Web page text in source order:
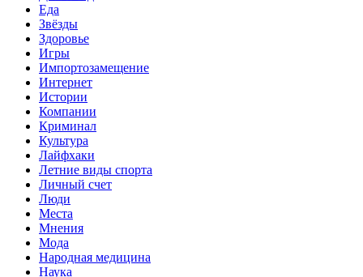
Еда
Звёзды
Здоровье
Игры
Импортозамещение
Интернет
Истории
Компании
Криминал
Культура
Лайфхаки
Летние виды спорта
Личный счет
Люди
Места
Мнения
Мода
Народная медицина
Наука